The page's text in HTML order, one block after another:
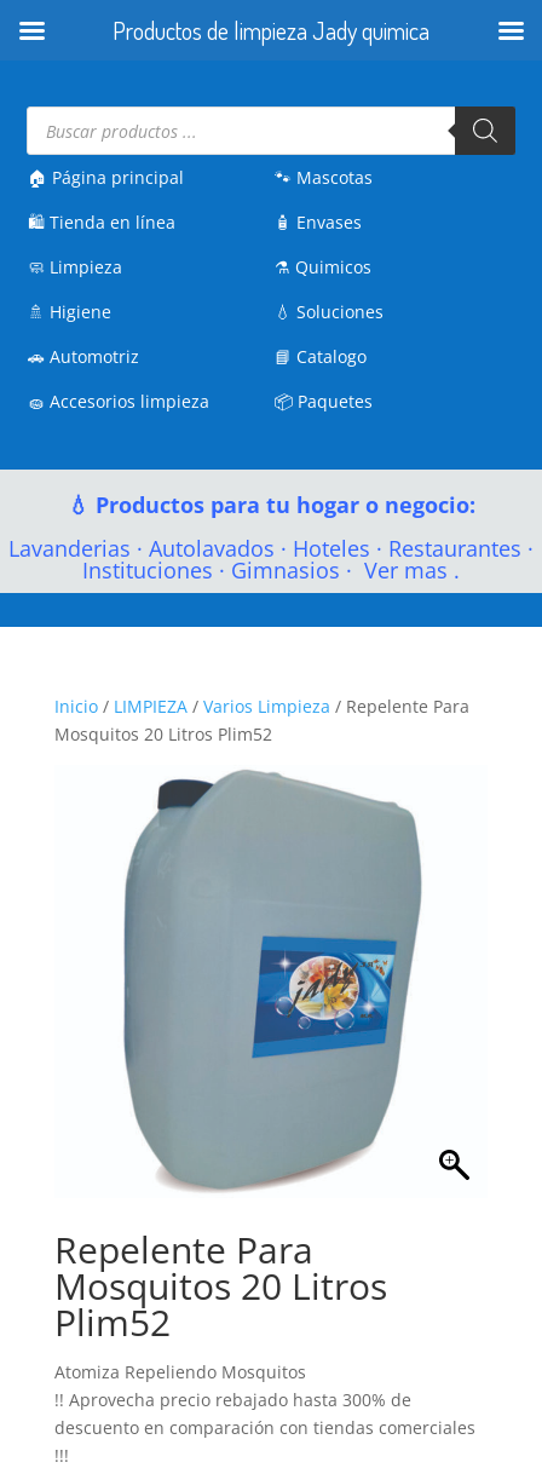
Búsqueda
productos
🏠 Página principal
🛍️Tienda en línea
🧼 Limpieza
🚿 Higiene
🚗Automotriz
🧽Accesorios limpieza
🐾 Mascotas
🧴 Envases
⚗️Quimicos
💧Soluciones
📘Catalogo
📦 Paquetes
💧 Productos para tu hogar o negocio:
Lavanderias · Autolavados · Hoteles · Restaurantes ·
Instituciones · Gimnasios · Ver mas .
Inicio/ LIMPIEZA/ Varios Limpieza / Repelente Para
Mosquitos 20 Litros Plim52
Repelente Para
Mosquitos 20 Litros
Plim52
Atomiza Repeliendo Mosquitos
!! Aprovecha precio rebajado hasta 300% de
descuento en comparación con tiendas comerciales
!!!
Productos de limpieza Jady quimica